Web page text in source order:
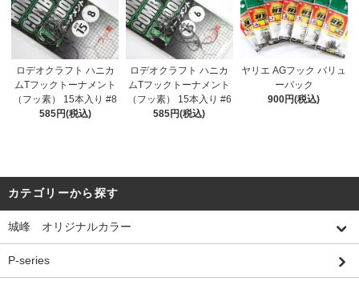
ロデオクラフト ハニカ
ムTフックトーナメント
（フッ素） 15本入り #8
585円(税込)
ロデオクラフト ハニカ
ムTフックトーナメント
（フッ素） 15本入り #6
585円(税込)
ヤリエ AGフック バリュ
ーパック
900円(税込)
カテゴリーから探す
城峰 オリジナルカラー
P-series